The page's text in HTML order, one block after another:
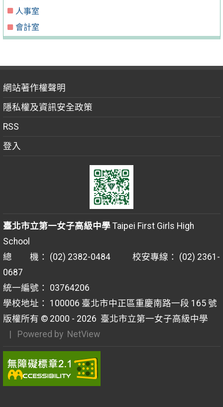
人事室
會計室
網站著作權聲明
隱私權及資訊安全政策
RSS
登入
臺北市立第一女子高級中學Taipei First Girls High
School
總 機： (02) 2382-0484 校安專線： (02) 2361-
0687
統一編號： 03764206
學校地址： 100006 臺北市中正區重慶南路一段 165 號
版權所有 © 2000 - 2026 臺北市立第一女子高級中學
| Powered by NetView